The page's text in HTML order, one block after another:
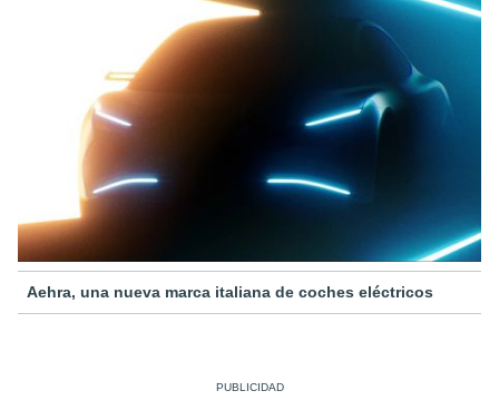
Aehra, una nueva marca italiana de coches eléctricos